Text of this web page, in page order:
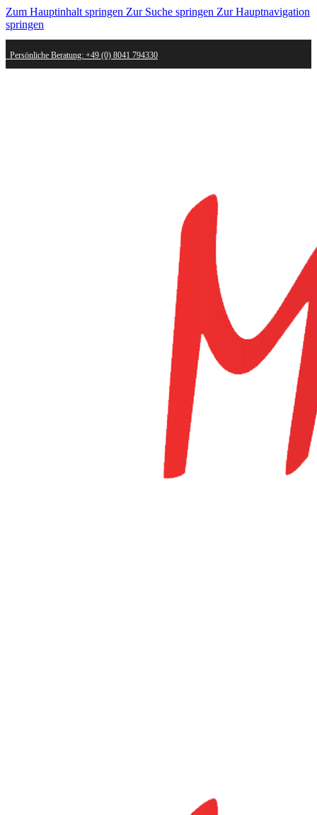
Zum Hauptinhalt springen Zur Suche springen Zur Hauptnavigation
springen
Persönliche Beratung: +49 (0) 8041 794330